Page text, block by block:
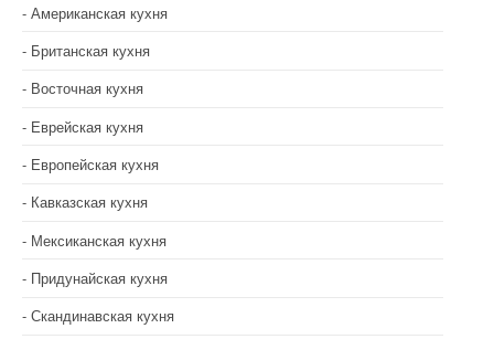
Американская кухня
Британская кухня
Восточная кухня
Еврейская кухня
Европейская кухня
Кавказская кухня
Мексиканская кухня
Придунайская кухня
Скандинавская кухня